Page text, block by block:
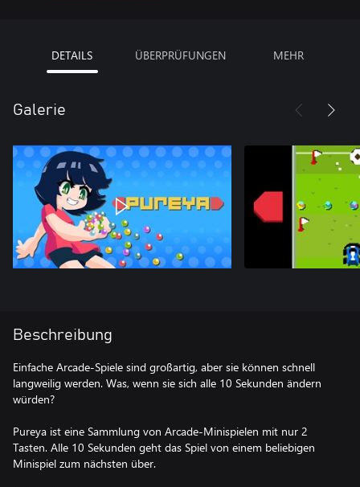
DETAILS ÜBERPRÜFUNGEN MEHR
Galerie
Beschreibung
Einfache Arcade-Spiele sind großartig, aber sie können schnell
langweilig werden. Was, wenn sie sich alle 10 Sekunden ändern
würden?
Pureya ist eine Sammlung von Arcade-Minispielen mit nur 2
Tasten. Alle 10 Sekunden geht das Spiel von einem beliebigen
Minispiel zum nächsten über.